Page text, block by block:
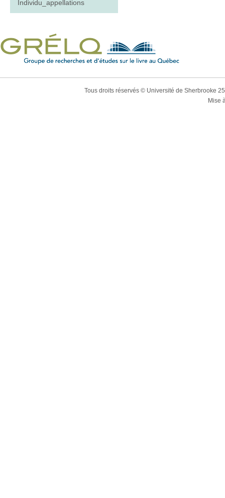
Individu_appellations
Tous droits réservés © Université de Sherbrooke
Mise